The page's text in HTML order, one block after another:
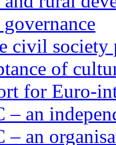
civil society
of
for Euro-
– an
– an